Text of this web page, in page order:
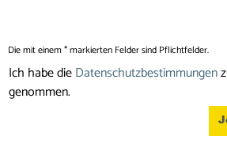
Die mit einem * markierten Felder sind Pflichtfelder.
Ich habe dieDatenschutzbestimmungen
genommen.